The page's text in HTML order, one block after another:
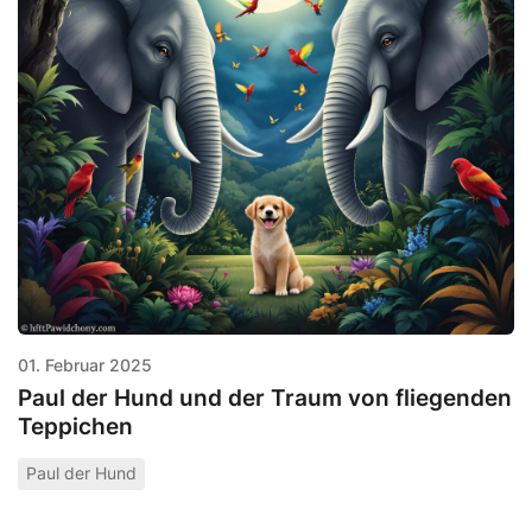
01. Februar 2025
Paul der Hund und der Traum von fliegenden
Teppichen
Paul der Hund